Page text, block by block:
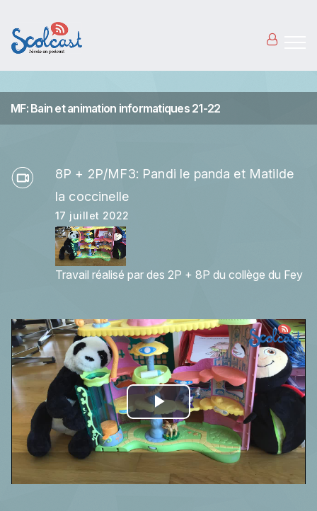
MF: Bain et animation informatiques 21-22
8P + 2P/MF3: Pandi le panda et Matilde
la coccinelle
17 juillet 2022
Travail réalisé par des 2P + 8P du collège du Fey
Play
Video